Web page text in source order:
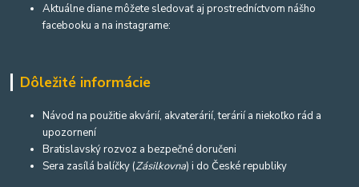
Aktuálne diane môžete sledovať aj prostredníctvom nášho
facebooku a na instagrame:
Dôležité informácie
Návod na použitie akvárií, akvaterárií, terárií a niekoľko rád a
upozornení
Bratislavský rozvoz a bezpečné doručeni
Sera zasílá balíčky (Zásilkovna) i do České republiky